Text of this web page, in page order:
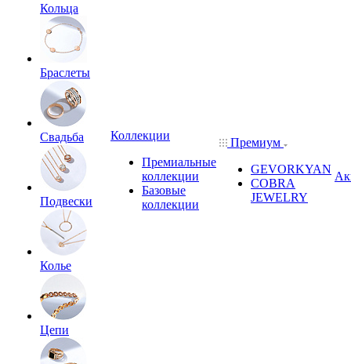
Кольца
Браслеты
Свадьба
Подвески
Колье
Цепи
Коллекции
Премиальные
коллекции
Базовые
коллекции
Премиум
GEVORKYAN
COBRA
JEWELRY